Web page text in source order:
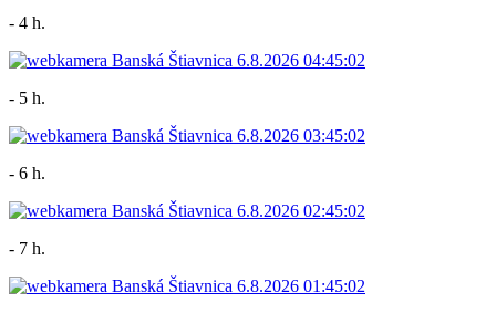
- 4 h.
- 5 h.
- 6 h.
- 7 h.